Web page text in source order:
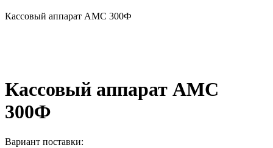
Кассовый аппарат АМС 300Ф
Кассовый аппарат АМС
300Ф
Вариант поставки: